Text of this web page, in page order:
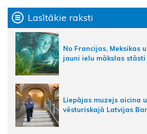
Lasītākie raksti
No Francijas, Meksikas
jauni ielu mākslas stāsti
Liepājas muzejs aicina
vēsturiskajā Latvijas